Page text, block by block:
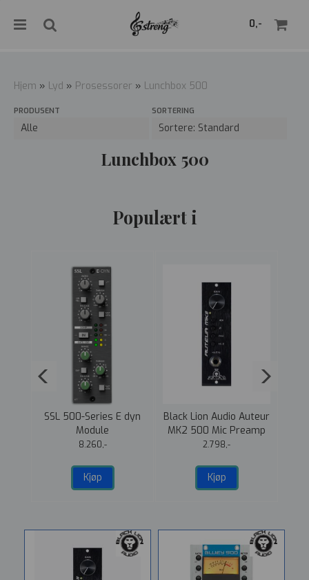
0,-
Hjem » Lyd » Prosessorer » Lunchbox 500
PRODUSENT SORTERING
Lunchbox 500
Populært i
SSL 500-Series E dyn
Module
8.260,-
Kjøp
Black Lion Audio Auteur
MK2 500 Mic Preamp
2.798,-
Kjøp